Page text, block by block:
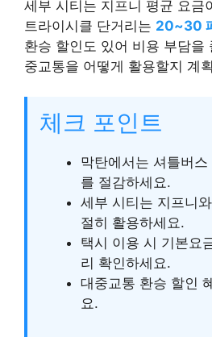
세부 시티는 지프니 평균 요금
트라이시클 단거리는 20~30
환승 할인도 있어 비용 부담을
중교통을 어떻게 활용할지 계
체크 포인트
막탄에서는 셔틀버
를 절감하세요.
세부 시티는 지프니
절히 활용하세요.
택시 이용 시 기본요
리 확인하세요.
대중교통 환승 할인
요.